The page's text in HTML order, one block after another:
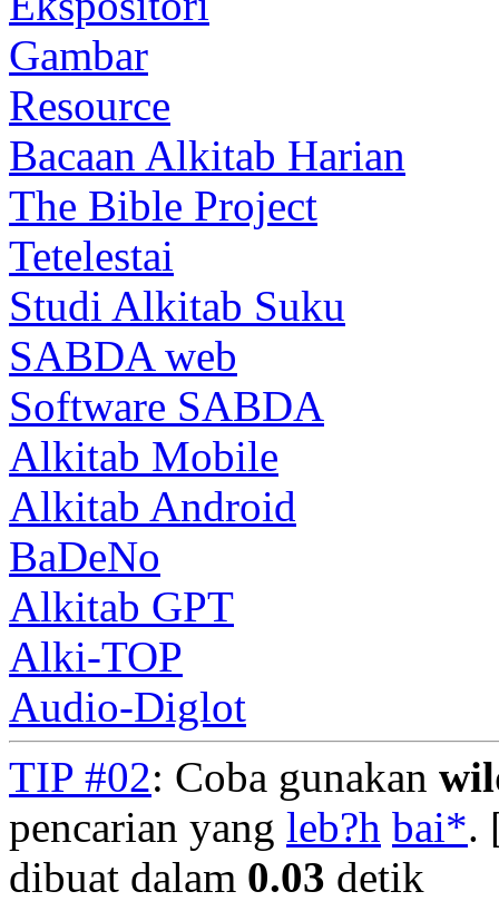
Gambar
Resource
Bacaan Alkitab Harian
The Bible Project
Tetelestai
Studi Alkitab Suku
SABDA web
Software SABDA
Alkitab Mobile
Alkitab Android
BaDeNo
Alkitab GPT
Alki-TOP
Audio-Diglot
TIP #02: Coba gunakan
pencarian yang leb?h bai*.
dibuat dalam 0.03 detik